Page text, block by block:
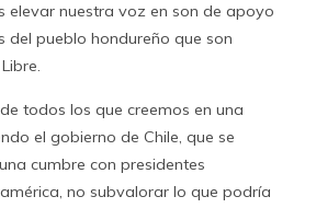
elevar nuestra voz en son de apoyo
del pueblo hondureño que son
todos los que creemos en una
el gobierno de Chile, que se
cumbre con presidentes
no subvalorar lo que podría